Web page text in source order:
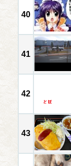
40
41
42
43